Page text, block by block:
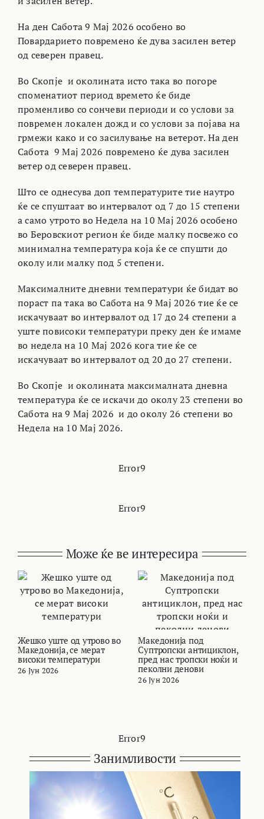
На ден Сабота 9 Мај 2026 особено во
Повардарието повремено ќе дува засилен ветер
од северен правец.
Во Скопје и околината исто така во погоре
споменатиот период времето ќе биде
променливо со сончеви периоди и со услови за
повремен локален дожд и со услови за појава на
грмежи како и со засилување на ветерот. На ден
Сабота 9 Мај 2026 повремено ќе дува засилен
ветер од северен правец.
Што се однесува доп температурите тие наутро
ќе се спуштаат во интервалот од 7 до 15 степени
а само утрото во Недела на 10 Мај 2026 особено
во Беровскиот регион ќе биде малку посвежо со
минимална температура која ќе се спушти до
околу или малку под 5 степени.
Максималните дневни температури ќе бидат во
пораст па така во Сабота на 9 Мај 2026 тие ќе се
искачуваат во интервалот од 17 до 24 степени а
уште повисоки температури преку ден ќе имаме
во недела на 10 Мај 2026 кога тие ќе се
искачуваат во интервалот од 20 до 27 степени.
Во Скопје и околината максималната дневна
температура ќе се искачи до околу 23 степени во
Сабота на 9 Мај 2026 и до околу 26 степени во
Недела на 10 Мај 2026.
Error9
Error9
Може ќе ве интересира
Жешко уште од утрово во
Македонија, се мерат
високи температури
26 Јун 2026
Македонија под
Суптропски антициклон,
пред нас тропски ноќи и
пеколни денови
26 Јун 2026
Error9
Занимливости